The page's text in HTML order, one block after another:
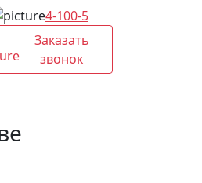
4-100-5
Заказать
звонок